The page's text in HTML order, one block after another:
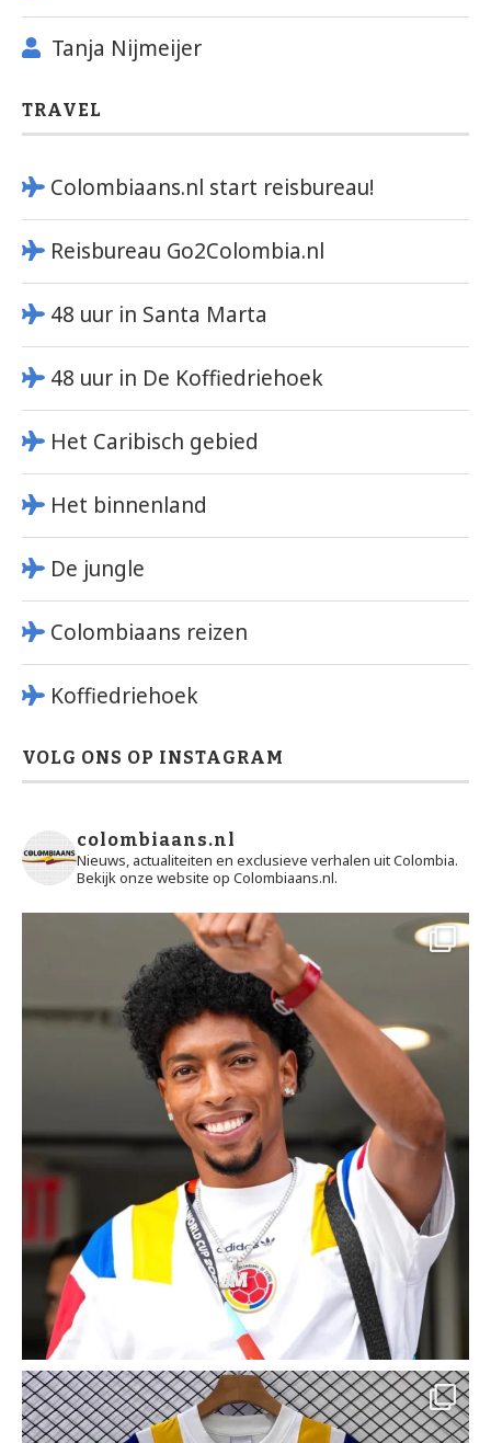
Tanja Nijmeijer
TRAVEL
Colombiaans.nl start reisbureau!
Reisbureau Go2Colombia.nl
48 uur in Santa Marta
48 uur in De Koffiedriehoek
Het Caribisch gebied
Het binnenland
De jungle
Colombiaans reizen
Koffiedriehoek
VOLG ONS OP INSTAGRAM
colombiaans.nl
Nieuws, actualiteiten en exclusieve verhalen uit Colombia.
Bekijk onze website op Colombiaans.nl.